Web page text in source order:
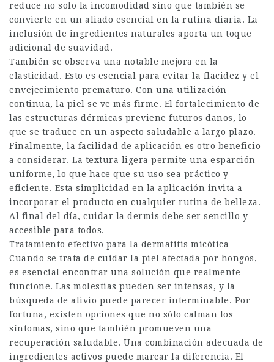
reduce no solo la incomodidad sino que también se
convierte en un aliado esencial en la rutina diaria. La
inclusión de ingredientes naturales aporta un toque
adicional de suavidad.
También se observa una notable mejora en la
elasticidad. Esto es esencial para evitar la flacidez y el
envejecimiento prematuro. Con una utilización
continua, la piel se ve más firme. El fortalecimiento de
las estructuras dérmicas previene futuros daños, lo
que se traduce en un aspecto saludable a largo plazo.
Finalmente, la facilidad de aplicación es otro beneficio
a considerar. La textura ligera permite una esparción
uniforme, lo que hace que su uso sea práctico y
eficiente. Esta simplicidad en la aplicación invita a
incorporar el producto en cualquier rutina de belleza.
Al final del día, cuidar la dermis debe ser sencillo y
accesible para todos.
Tratamiento efectivo para la dermatitis micótica
Cuando se trata de cuidar la piel afectada por hongos,
es esencial encontrar una solución que realmente
funcione. Las molestias pueden ser intensas, y la
búsqueda de alivio puede parecer interminable. Por
fortuna, existen opciones que no sólo calman los
síntomas, sino que también promueven una
recuperación saludable. Una combinación adecuada de
ingredientes activos puede marcar la diferencia. El